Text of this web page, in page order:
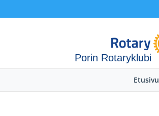
Porin Rotaryklubi
Etusivu